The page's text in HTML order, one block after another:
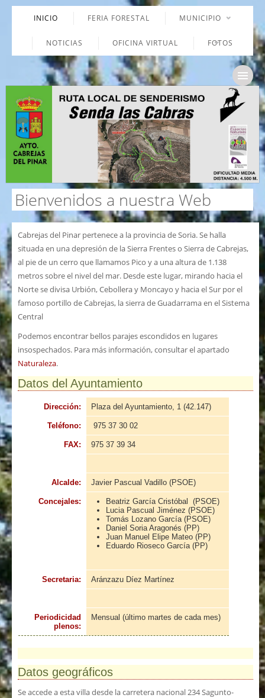
INICIO FERIA FORESTAL MUNICIPIO
NOTICIAS OFICINA VIRTUAL FOTOS
Bienvenidos a nuestra Web
Cabrejas del Pinar pertenece a la provincia de Soria. Se halla
situada en una depresión de la Sierra Frentes o Sierra de Cabrejas,
al pie de un cerro que llamamos Pico y a una altura de 1.138
metros sobre el nivel del mar. Desde este lugar, mirando hacia el
Norte se divisa Urbión, Cebollera y Moncayo y hacia el Sur por el
famoso portillo de Cabrejas, la sierra de Guadarrama en el Sistema
Central
Podemos encontrar bellos parajes escondidos en lugares
insospechados. Para más información, consultar el apartado
Naturaleza.
Datos del Ayuntamiento
Dirección: Plaza del Ayuntamiento, 1 (42.147)
Teléfono: 975 37 30 02
FAX: 975 37 39 34
Alcalde: Javier Pascual Vadillo (PSOE)
Concejales:
Beatriz García Cristóbal (PSOE)
Lucia Pascual Jiménez (PSOE)
Tomás Lozano García (PSOE)
Daniel Soria Aragonés (PP)
Juan Manuel Elipe Mateo (PP)
Eduardo Rioseco García (PP)
Secretaria: Aránzazu Díez Martínez
Periodicidad
plenos:
Mensual (último martes de cada mes)
Datos geográficos
Se accede a esta villa desde la carretera nacional 234 Sagunto-